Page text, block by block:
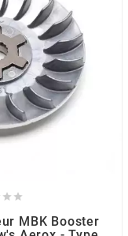
 
MBK Booster